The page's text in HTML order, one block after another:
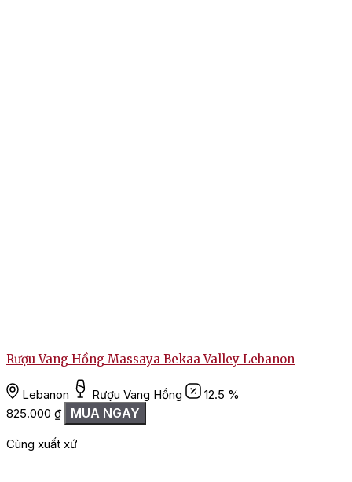
Rượu Vang Hồng Massaya Bekaa Valley Lebanon
Lebanon Rượu Vang Hồng
12.5 %
825.000 ₫ MUA NGAY
Cùng xuất xứ